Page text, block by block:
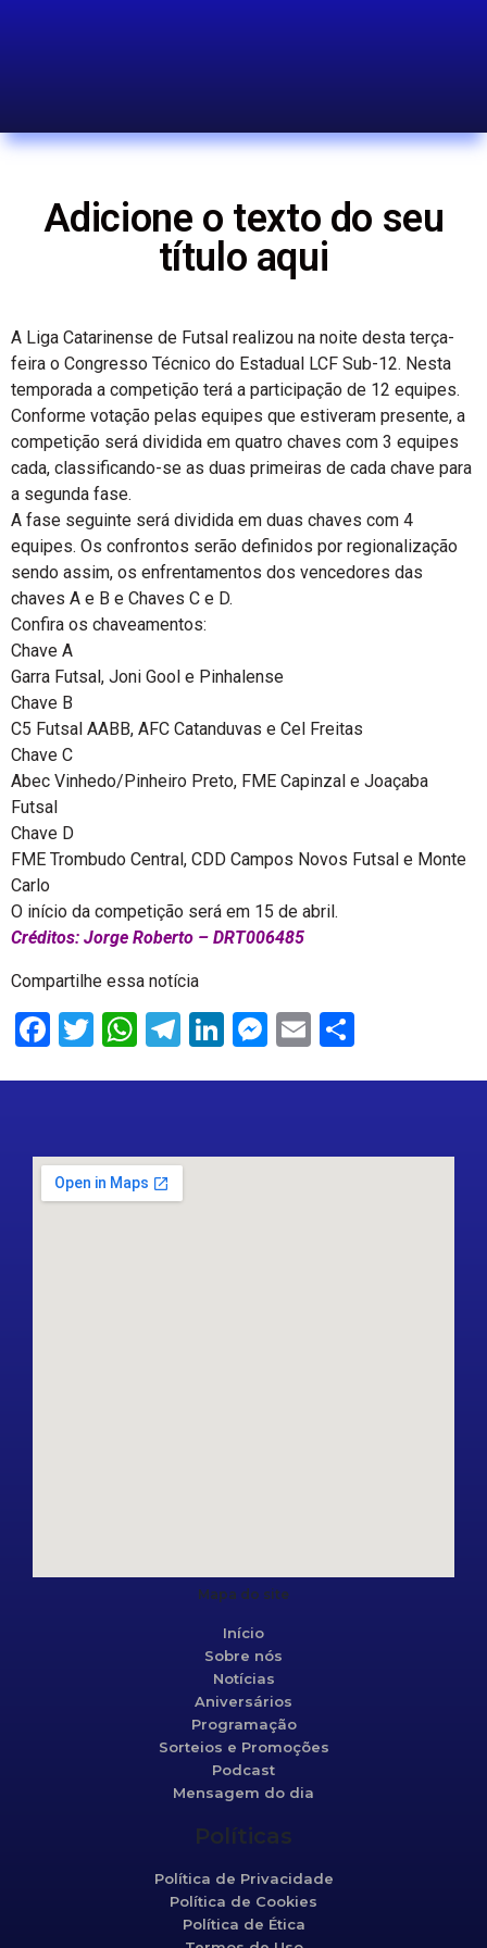
Adicione o texto do seu
título aqui
A Liga Catarinense de Futsal realizou na noite desta terça-
feira o Congresso Técnico do Estadual LCF Sub-12. Nesta
temporada a competição terá a participação de 12 equipes.
Conforme votação pelas equipes que estiveram presente, a
competição será dividida em quatro chaves com 3 equipes
cada, classificando-se as duas primeiras de cada chave para
a segunda fase.
A fase seguinte será dividida em duas chaves com 4
equipes. Os confrontos serão definidos por regionalização
sendo assim, os enfrentamentos dos vencedores das
chaves A e B e Chaves C e D.
Confira os chaveamentos:
Chave A
Garra Futsal, Joni Gool e Pinhalense
Chave B
C5 Futsal AABB, AFC Catanduvas e Cel Freitas
Chave C
Abec Vinhedo/Pinheiro Preto, FME Capinzal e Joaçaba
Futsal
Chave D
FME Trombudo Central, CDD Campos Novos Futsal e Monte
Carlo
O início da competição será em 15 de abril.
Créditos: Jorge Roberto – DRT006485
Compartilhe essa notícia
Facebook
Twitter
WhatsApp
Telegram
LinkedIn
Messenger
Email
Mapa do site
Início
Sobre nós
Notícias
Aniversários
Programação
Sorteios e Promoções
Podcast
Mensagem do dia
Políticas
Política de Privacidade
Política de Cookies
Política de Ética